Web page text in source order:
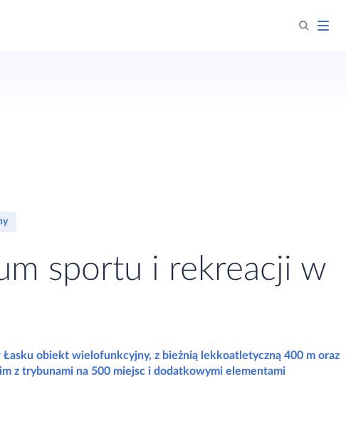
sportu i rekreacji w
obiekt wielofunkcyjny, z bieżnią lekkoatletyczną 400 m oraz
z trybunami na 500 miejsc i dodatkowymi elementami